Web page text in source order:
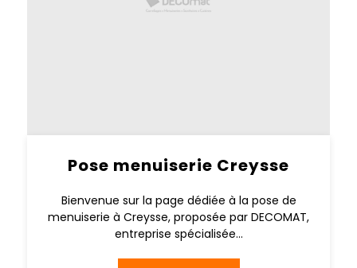
Pose menuiserie Creysse
Bienvenue sur la page dédiée à la pose de
menuiserie à Creysse, proposée par DECOMAT,
entreprise spécialisée...